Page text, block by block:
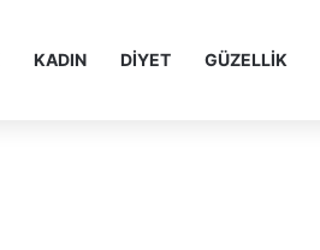
KADIN DIYET GÜZELLIK